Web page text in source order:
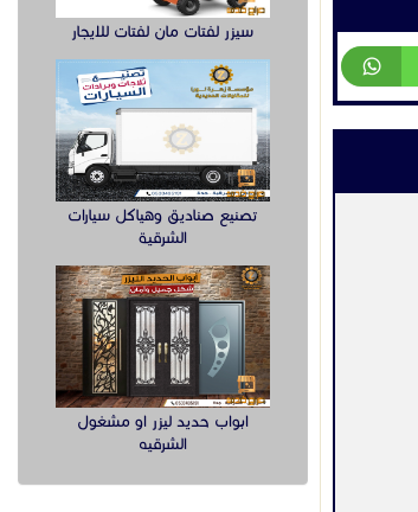
سيزر لفتات مان لفتات للايجار
تصنيع صناديق وهياكل سيارات
الشرقية
ابواب حديد ليزر او مشغول
الشرقيه